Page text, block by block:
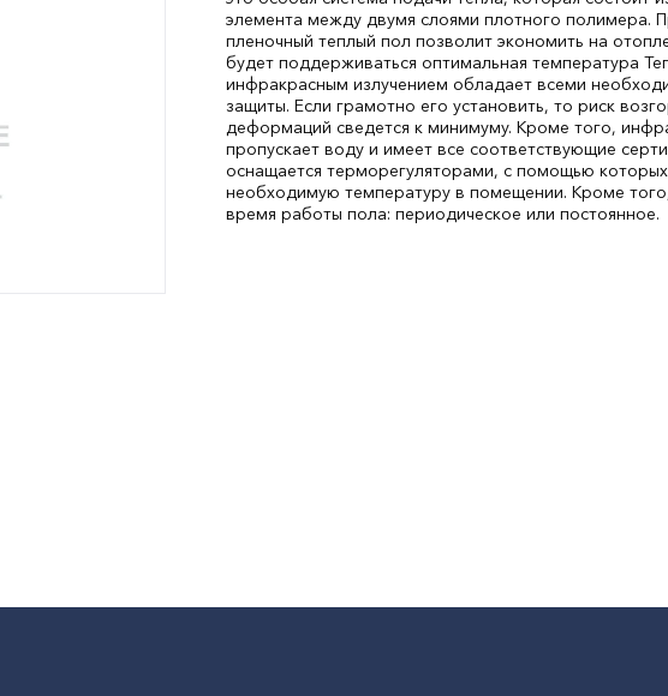
Часто
задаваемые
элемента между двумя слоями плотного полимера.
пленочный теплый пол позволит экономить на
будет поддерживаться оптимальная температура
инфракрасным излучением обладает всеми
защиты. Если грамотно его установить, то риск
деформаций сведется к минимуму. Кроме того,
пропускает воду и имеет все соответствующие
оснащается терморегуляторами, с помощью
необходимую температуру в помещении. Кроме
время работы пола: периодическое или постоянное.